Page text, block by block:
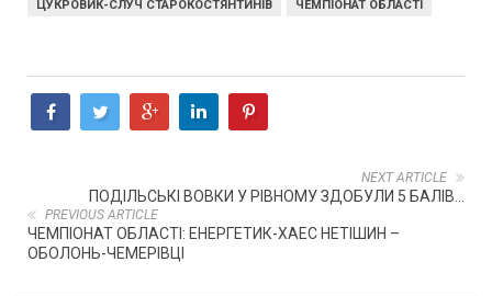
ЦУКРОВИК-СЛУЧ СТАРОКОСТЯНТИНІВ
ЧЕМПІОНАТ ОБЛАСТІ
NEXT ARTICLE
ПОДІЛЬСЬКІ ВОВКИ У РІВНОМУ ЗДОБУЛИ 5 БАЛІВ...
PREVIOUS ARTICLE
ЧЕМПІОНАТ ОБЛАСТІ: ЕНЕРГЕТИК-ХАЕС НЕТІШИН –
ОБОЛОНЬ-ЧЕМЕРІВЦІ